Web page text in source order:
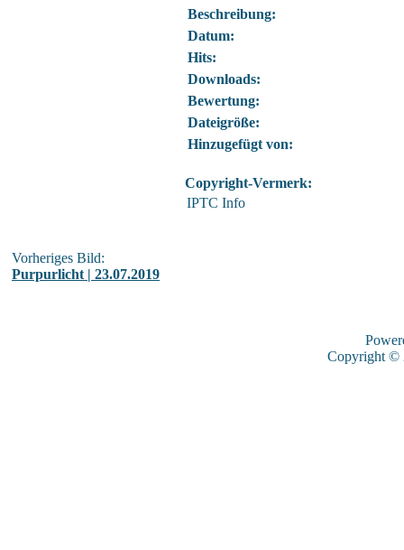
Beschreibung:
Datum:
Hits:
Downloads:
Bewertung:
Dateigröße:
Hinzugefügt von:
Copyright-Vermerk:
IPTC Info
Vorheriges Bild:
Purpurlicht | 23.07.2019
Copyright ©